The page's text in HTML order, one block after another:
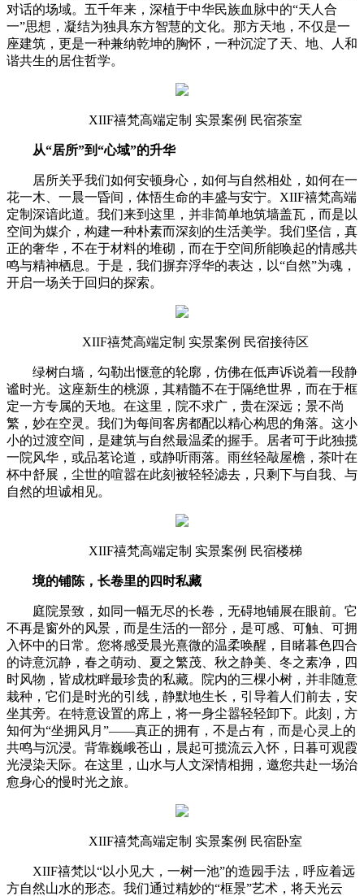
对话的场域。五千年来，深植于中华民族血脉中的“天人合
一”思想，凝结为独具东方智慧的文化。那方天地，不仅是一
座建筑，更是一种兼纳乾坤的胸怀，一种沉淀了天、地、人和
谐共生的居住哲学。
XIIF禧梵高端定制 实景案例 民宿茶室
从“居所”到“心域”的升华
居所关乎我们如何安顿身心，如何与自然相处，如何在一
花一木、一晨一昏间，体悟生命的丰盛与安宁。XIIF禧梵高端
定制深谙此道。我们来到这里，并非简单地筑墙盖瓦，而是以
空间为媒介，构建一种朴素而深刻的生活美学。我们坚信，真
正的奢华，不在于材料的堆砌，而在于空间所能唤起的情感共
鸣与精神栖息。于是，我们摒弃浮华的表达，以“自然”为魂，
开启一场关于回归的探索。
XIIF禧梵高端定制 实景案例 民宿接待区
绿树白墙，勾勒出惬意的轮廓，仿佛在低声诉说着一段静
谧时光。这座新生的桃源，其精髓不在于隔绝世界，而在于框
定一方专属的天地。在这里，院不求广，贵在深远；景不尚
繁，妙在空灵。我们为每间客房都配以精心构思的角落。这小
小的过渡空间，是建筑与自然最温柔的握手。居者可于此独揽
一院风华，或品茗论道，或静听雨落。雨丝轻敲屋檐，茶叶在
杯中舒展，尘世的喧嚣在此刻被轻轻滤去，只剩下与自我、与
自然的坦诚相见。
XIIF禧梵高端定制 实景案例 民宿楼梯
境的铺陈，长卷里的四时私藏
庭院景致，如同一幅无尽的长卷，无碍地铺展在眼前。它
不再是窗外的风景，而是生活的一部分，是可感、可触、可拥
入怀中的日常。您将感受晨光熹微的温柔唤醒，目睹暮色四合
的诗意沉静，春之萌动、夏之繁茂、秋之静美、冬之素净，四
时风物，皆成枕畔最珍贵的私藏。院内的三棵小树，并非随意
栽种，它们是时光的引线，静默地生长，引导着人们前去，安
坐其旁。在特意设置的席上，将一身尘嚣轻轻卸下。此刻，方
知何为“坐拥风月”——真正的拥有，不是占有，而是心灵上的
共鸣与沉浸。背靠巍峨苍山，晨起可揽流云入怀，日暮可观霞
光浸染天际。在这里，山水与人文深情相拥，邀您共赴一场治
愈身心的慢时光之旅。
XIIF禧梵高端定制 实景案例 民宿卧室
XIIF禧梵以“以小见大，一树一池”的造园手法，呼应着远
方自然山水的形态。我们通过精妙的“框景”艺术，将天光云